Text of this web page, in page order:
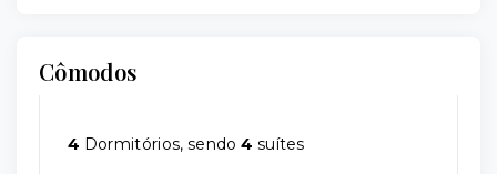
Cômodos
4 Dormitórios, sendo4 suítes